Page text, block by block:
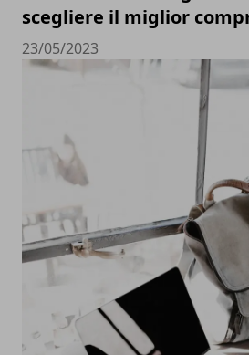
scegliere il miglior
23/05/2023